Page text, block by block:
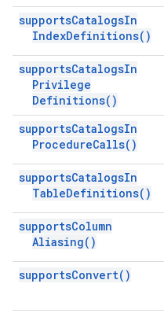
supportsCatalogsIn
IndexDefinitions( )
supportsCatalogsIn
Privilege
Definitions( )
supportsCatalogsIn
ProcedureCalls( )
supportsCatalogsIn
TableDefinitions( )
supportsColumn
Aliasing( )
supportsConvert( )